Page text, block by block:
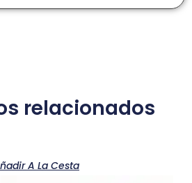
relacionados
A La Cesta